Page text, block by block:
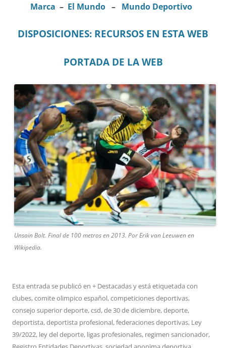
Marca – El Mundo – Mundo Deportivo
DISPOSICIONES: RECURSOS EN ESTA WEB
PORTADA DE LA WEB
Unsain Bolt. Final de 100 metros en 2013. Por Erik van Leeuwen en
Wikipedia.
Esta entrada se publicó en + Destacadasy está etiquetada con
clubes,comite olimpico español,competiciones deportivas,
consejo superior deporte,csd,de 30 de diciembre,deporte,
deportista,deportista profesional,federaciones deportivas, Ley
39/2022, ley del deporte, ligas profesionales, regimen sancionador,